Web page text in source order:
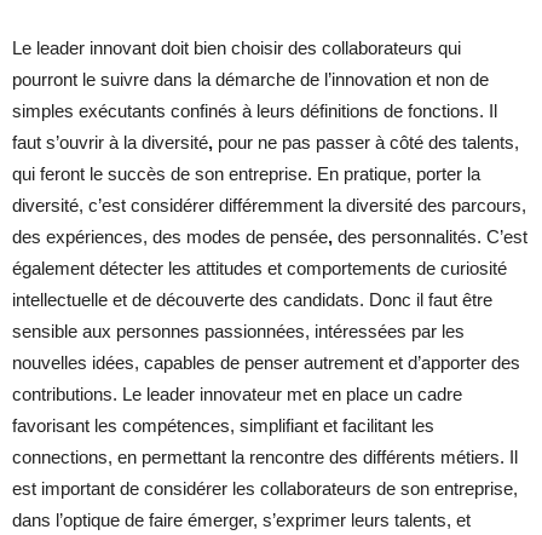
Le leader innovant doit bien choisir des collaborateurs qui
pourront le suivre dans la démarche de l’innovation et non de
simples exécutants confinés à leurs définitions de fonctions. Il
faut s’ouvrir à la diversité, pour ne pas passer à côté des talents,
qui feront le succès de son entreprise. En pratique, porter la
diversité, c’est considérer différemment la diversité des parcours,
des expériences, des modes de pensée, des personnalités. C’est
également détecter les attitudes et comportements de curiosité
intellectuelle et de découverte des candidats. Donc il faut être
sensible aux personnes passionnées, intéressées par les
nouvelles idées, capables de penser autrement et d’apporter des
contributions. Le leader innovateur met en place un cadre
favorisant les compétences, simplifiant et facilitant les
connections, en permettant la rencontre des différents métiers. Il
est important de considérer les collaborateurs de son entreprise,
dans l’optique de faire émerger, s’exprimer leurs talents, et